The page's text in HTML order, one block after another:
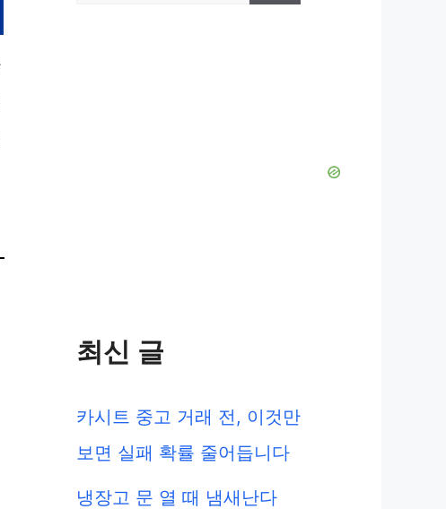
최신 글
카시트 중고 거래 전, 이것만
보면 실패 확률 줄어듭니다
냉장고 문 열 때 냄새난다